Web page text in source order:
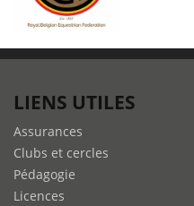
LIENS UTILES
Assurances
Clubs et cercles
Pédagogie
Licences